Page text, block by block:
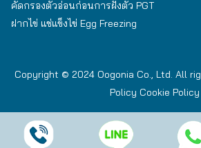
คัดกรองตัวอ่อนก่อนการฝังตัว PGT
ฝากไข่ แช่แข็งไข่ Egg Freezing
Copyright © 2024 Oogonia Co., Ltd. All
Policy Cookie Policy